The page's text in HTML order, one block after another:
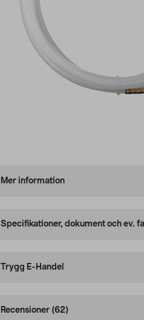
Mer information
Specifikationer, dokument och ev.
Trygg E-Handel
Recensioner (62)